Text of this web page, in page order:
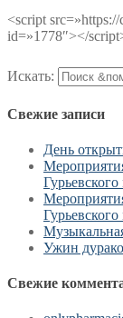
<script
id=»1778″></
Искать:
Свежие записи
День
Ужин
Свежие